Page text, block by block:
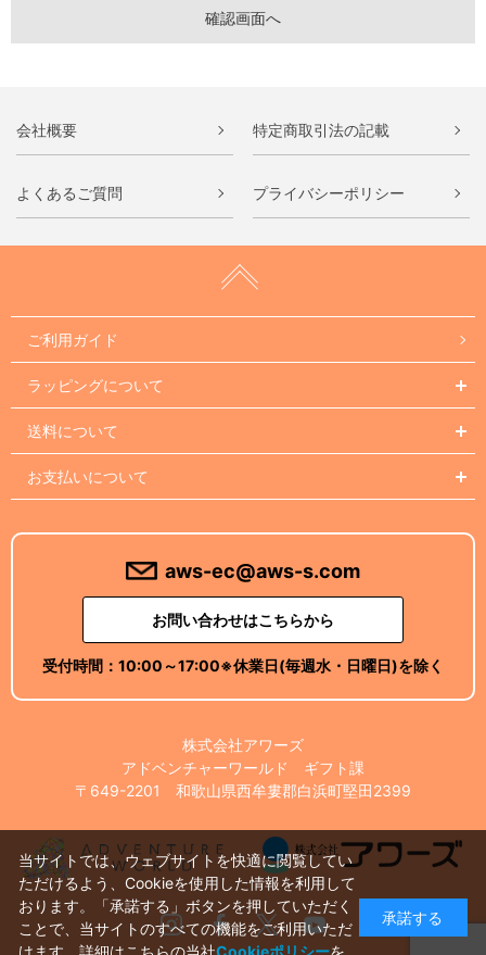
会社概要 特定商取引法の記載
よくあるご質問 プライバシーポリシー
ご利用ガイド
ラッピングについて
送料について
お支払いについて
aws-ec@aws-s.com
お問い合わせはこちらから
受付時間： 10:00～17:00※休業日(毎週水・日曜日)を除く
株式会社アワーズ
アドベンチャーワールド ギフト課
〒649-2201 和歌山県西牟婁郡白浜町堅田2399
InstagramFacebook
X Youtube
当サイトでは、ウェブサイトを快適に閲覧してい
ただけるよう、Cookieを使用した情報を利用して
おります。「承諾する」ボタンを押していただく
ことで、当サイトのすべての機能をご利用いただ
承諾する